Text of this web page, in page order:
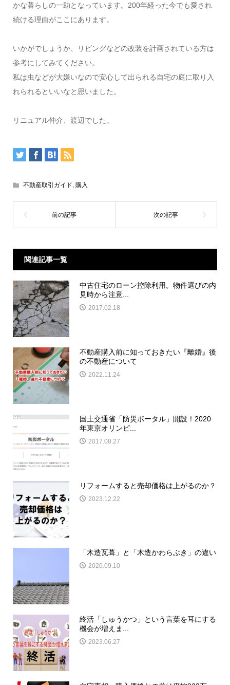
かな暮らしの一助となっています。200年経った今でも愛され
続ける理由がここにあります。
いかがでしょうか、リビングなどの改装を計画されている方は
参考にしてみてください。
私は虫などが大嫌いなので安心して出られる自宅の庭に取り入
れられるといいなと思いました。
リニュアル仲介、渡辺でした。
不動産取引ガイド, 購入
関連記事一覧
中古住宅のローン控除利用。物件選びの内
見時から注意...
2017.02.18
不動産購入前に知っておきたい『離婚』後
の不動産について
2022.11.24
国土交通省「防災ポータル」開設！2020
年東京オリンピ...
2017.08.27
リフォームすると売却価格は上がるのか？
2023.12.22
「木造瓦葺」と「木造かわらぶき」の違い
2020.09.10
終活「しゅうかつ」という言葉を耳にする
機会が増えま...
2023.06.27